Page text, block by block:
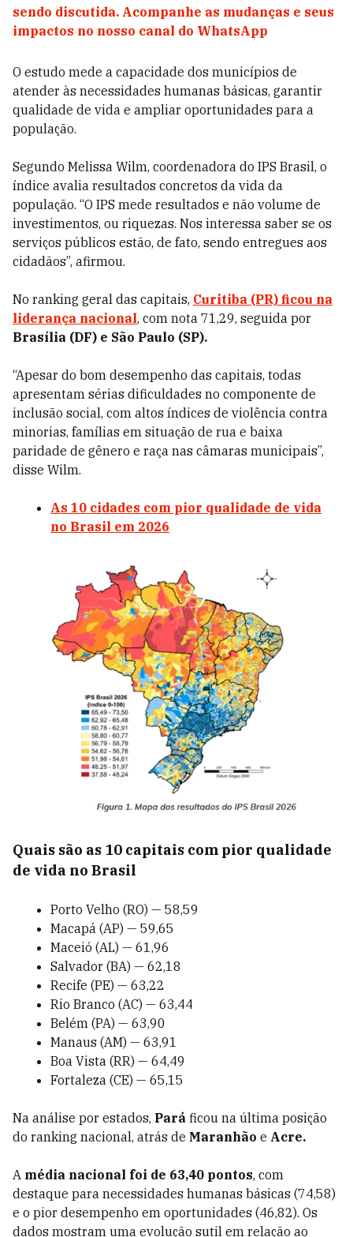
sendo discutida. Acompanhe as mudanças e seus
impactos no nosso canal do WhatsApp
O estudo mede a capacidade dos municípios de
atender às necessidades humanas básicas, garantir
qualidade de vida e ampliar oportunidades para a
população.
Segundo Melissa Wilm, coordenadora do IPS Brasil, o
índice avalia resultados concretos da vida da
população. “O IPS mede resultados e não volume de
investimentos, ou riquezas. Nos interessa saber se os
serviços públicos estão, de fato, sendo entregues aos
cidadãos”, afirmou.
No ranking geral das capitais, Curitiba (PR) ficou na
liderança nacional, com nota 71,29, seguida por
Brasília (DF) e São Paulo (SP).
“Apesar do bom desempenho das capitais, todas
apresentam sérias dificuldades no componente de
inclusão social, com altos índices de violência contra
minorias, famílias em situação de rua e baixa
paridade de gênero e raça nas câmaras municipais”,
disse Wilm.
As 10 cidades com pior qualidade de vida
no Brasil em 2026
Quais são as 10 capitais com pior qualidade
de vida no Brasil
Porto Velho (RO) — 58,59
Macapá (AP) — 59,65
Maceió (AL) — 61,96
Salvador (BA) — 62,18
Recife (PE) — 63,22
Rio Branco (AC) — 63,44
Belém (PA) — 63,90
Manaus (AM) — 63,91
Boa Vista (RR) — 64,49
Fortaleza (CE) — 65,15
Na análise por estados, Pará ficou na última posição
do ranking nacional, atrás de Maranhão e Acre.
A média nacional foi de 63,40 pontos, com
destaque para necessidades humanas básicas (74,58)
e o pior desempenho em oportunidades (46,82). Os
dados mostram uma evolução sutil em relação ao